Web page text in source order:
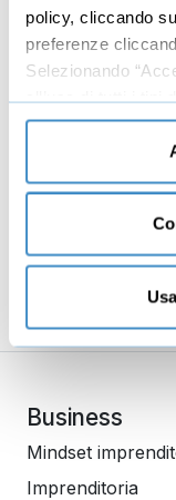
policy, cliccando
preferenze
Selezionando
all’uso di tutti i tipi
consenso
saranno attivati i
funzionamento del
mani e della forza
più energia
Durata: 01h
24 lezioni
Business
Mindset
Imprenditoria